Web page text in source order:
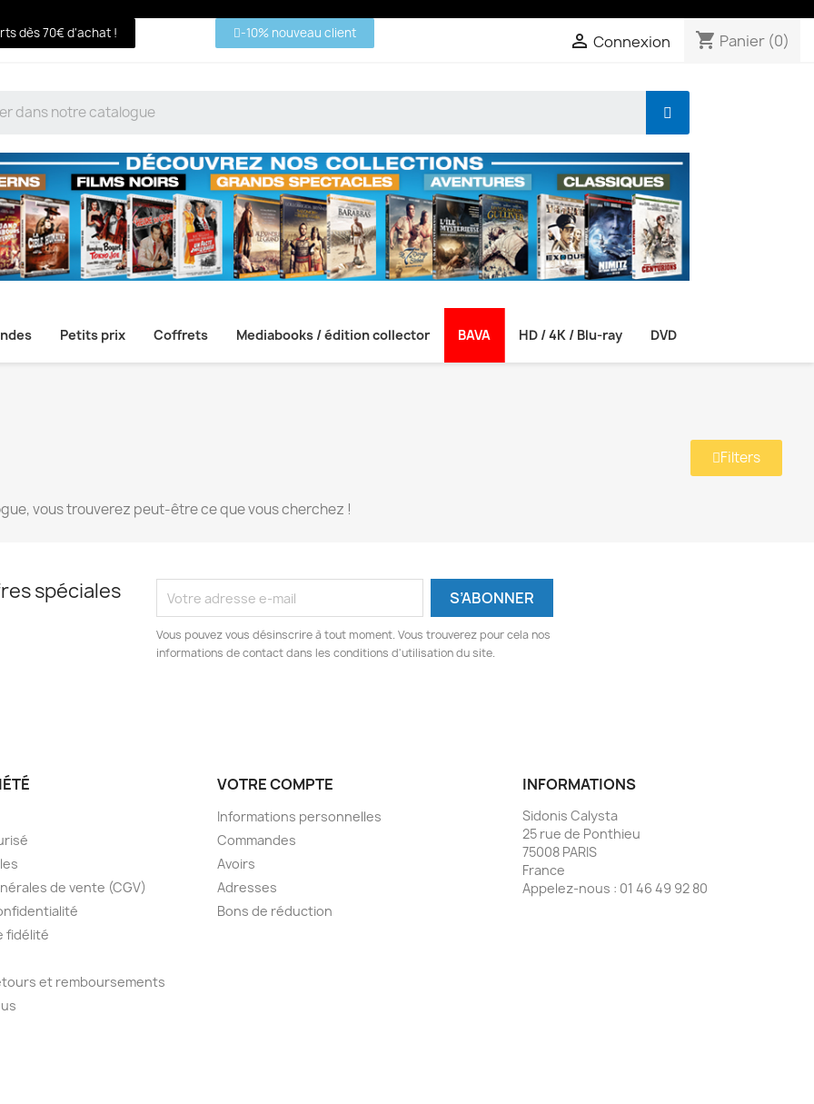
dès 70€ d'achat ! -10% nouveau client  Connexion shopping_cart Panier (0)
Petits prix Coffrets Mediabooks / édition collector BAVA HD / 4K / Blu-ray DVD
Filters
vous trouverez peut-être ce que vous cherchez !
spéciales
Vous pouvez vous désinscrire à tout moment. Vous trouverez pour cela nos
informations de contact dans les conditions d'utilisation du site.
de vente (CGV)
fidélité
et remboursements
VOTRE COMPTE
Informations personnelles
Commandes
Avoirs
Adresses
Bons de réduction
INFORMATIONS
Sidonis Calysta
25 rue de Ponthieu
75008 PARIS
France
Appelez-nous : 01 46 49 92 80